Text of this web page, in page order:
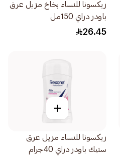
ريكسونا للنساء بخاخ مزيل عرق
باودر دراي 150مل
26.45
+
ريكسونا للنساء مزيل عرق
ستيك باودر دراي 40جرام